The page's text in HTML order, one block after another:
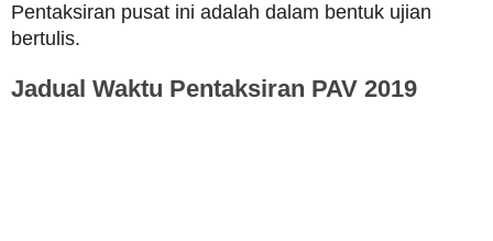
Pentaksiran pusat ini adalah dalam bentuk ujian
bertulis.
Jadual Waktu Pentaksiran PAV 2019